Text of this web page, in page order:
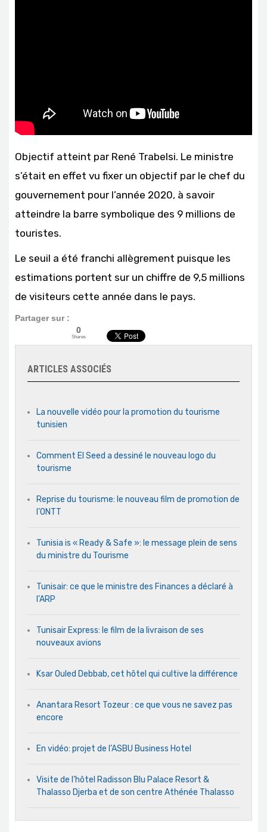
Objectif atteint par René Trabelsi. Le ministre
s’était en effet vu fixer un objectif par le chef du
gouvernement pour l’année 2020, à savoir
atteindre la barre symbolique des 9 millions de
touristes.
Le seuil a été franchi allègrement puisque les
estimations portent sur un chiffre de 9,5 millions
de visiteurs cette année dans le pays.
Partager sur :
0
Shares
ARTICLES ASSOCIÉS
La nouvelle vidéo pour la promotion du tourisme
tunisien
Comment El Seed a dessiné le nouveau logo du
tourisme
Reprise du tourisme: le nouveau film de promotion de
l’ONTT
Tunisia is « Ready & Safe »: le message plein de sens
du ministre du Tourisme
Tunisair: ce que le ministre des Finances a déclaré à
l’ARP
Tunisair Express: le film de la livraison de ses
nouveaux avions
Ksar Ouled Debbab, cet hôtel qui cultive la différence
Anantara Resort Tozeur : ce que vous ne savez pas
encore
En vidéo: projet de l’ASBU Business Hotel
Visite de l’hôtel Radisson Blu Palace Resort &
Thalasso Djerba et de son centre Athénée Thalasso